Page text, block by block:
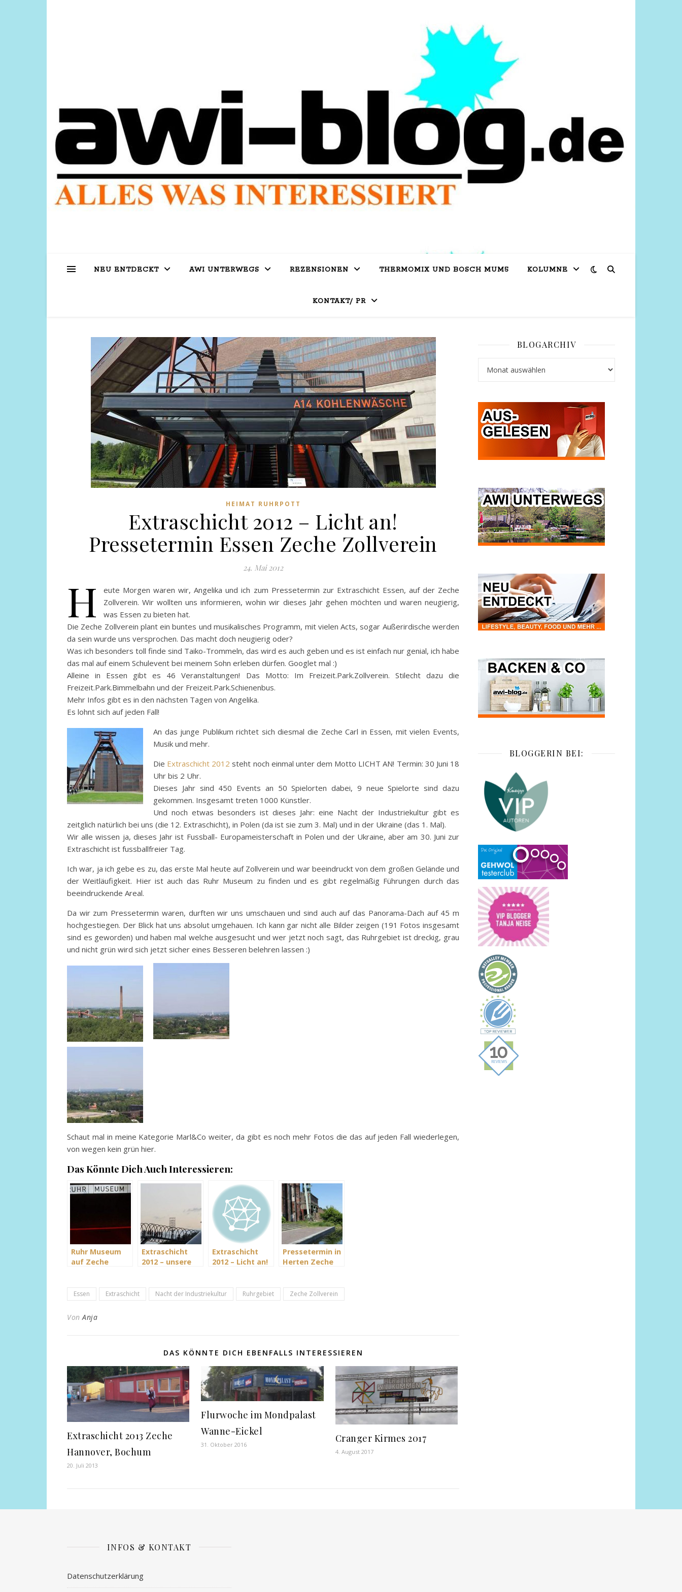
NEU ENTDECKT AWI UNTERWEGS REZENSIONEN THERMOMIX UND BOSCH MUM5 KOLUMNE
KONTAKT/ PR
HEIMAT RUHRPOTT
Extraschicht 2012 – Licht an!
Pressetermin Essen Zeche Zollverein
24. Mai 2012
H
eute Morgen waren wir, Angelika und ich zum Pressetermin zur Extraschicht Essen, auf der Zeche
Zollverein. Wir wollten uns informieren, wohin wir dieses Jahr gehen möchten und waren neugierig,
was Essen zu bieten hat.
Die Zeche Zollverein plant ein buntes und musikalisches Programm, mit vielen Acts, sogar Außerirdische werden
da sein wurde uns versprochen. Das macht doch neugierig oder?
Was ich besonders toll finde sind Taiko-Trommeln, das wird es auch geben und es ist einfach nur genial, ich habe
das mal auf einem Schulevent bei meinem Sohn erleben dürfen. Googlet mal :)
Alleine in Essen gibt es 46 Veranstaltungen! Das Motto: Im Freizeit.Park.Zollverein. Stilecht dazu die
Freizeit.Park.Bimmelbahn und der Freizeit.Park.Schienenbus.
Mehr Infos gibt es in den nächsten Tagen von Angelika.
Es lohnt sich auf jeden Fall!
An das junge Publikum richtet sich diesmal die Zeche Carl in Essen, mit vielen Events,
Musik und mehr.
Die Extraschicht 2012 steht noch einmal unter dem Motto LICHT AN! Termin: 30 Juni 18
Uhr bis 2 Uhr.
Dieses Jahr sind 450 Events an 50 Spielorten dabei, 9 neue Spielorte sind dazu
gekommen. Insgesamt treten 1000 Künstler.
Und noch etwas besonders ist dieses Jahr: eine Nacht der Industriekultur gibt es
zeitglich natürlich bei uns (die 12. Extraschicht), in Polen (da ist sie zum 3. Mal) und in der Ukraine (das 1. Mal).
Wir alle wissen ja, dieses Jahr ist Fussball- Europameisterschaft in Polen und der Ukraine, aber am 30. Juni zur
Extraschicht ist fussballfreier Tag.
Ich war, ja ich gebe es zu, das erste Mal heute auf Zollverein und war beeindruckt von dem großen Gelände und
der Weitläufigkeit. Hier ist auch das Ruhr Museum zu finden und es gibt regelmäßig Führungen durch das
beeindruckende Areal.
Da wir zum Pressetermin waren, durften wir uns umschauen und sind auch auf das Panorama-Dach auf 45 m
hochgestiegen. Der Blick hat uns absolut umgehauen. Ich kann gar nicht alle Bilder zeigen (191 Fotos insgesamt
sind es geworden) und haben mal welche ausgesucht und wer jetzt noch sagt, das Ruhrgebiet ist dreckig, grau
und nicht grün wird sich jetzt sicher eines Besseren belehren lassen :)
Schaut mal in meine Kategorie Marl&Co weiter, da gibt es noch mehr Fotos die das auf jeden Fall wiederlegen,
von wegen kein grün hier.
Das Könnte Dich Auch Interessieren:
Ruhr Museum
auf Zeche
Extraschicht
2012 – unsere
Extraschicht
2012 – Licht an!
Pressetermin in
Herten Zeche
2013
Essen Extraschicht Nacht der Industriekultur Ruhrgebiet Zeche Zollverein
VonAnja
DAS KÖNNTE DICH EBENFALLS INTERESSIEREN
Extraschicht 2013 Zeche
Hannover, Bochum
20. Juli 2013
Flurwoche im Mondpalast
Wanne-Eickel
31. Oktober 2016
Cranger Kirmes 2017
4. August 2017
BLOGARCHIV
BLOGGERIN BEI:
INFOS & KONTAKT
Datenschutzerklärung